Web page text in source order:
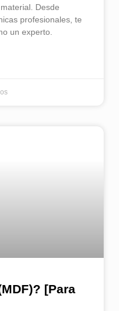
Desde
profesionales, te
un experto.
[Para